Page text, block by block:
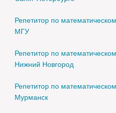
Репетитор по
МГУ
Репетитор по
Нижний Новгород
Репетитор по
Мурманск